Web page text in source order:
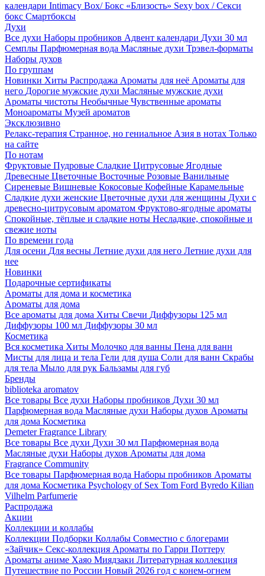
календари Intimacy Box/ Бокс «Близость» Sexy box / Секси
бокс Смартбоксы
Духи
Все духи Наборы пробников Адвент календари Духи 30 мл
Семплы Парфюмерная вода Масляные духи Трэвел-форматы
Наборы духов
По группам
Новинки Хиты Распродажа Ароматы для неё Ароматы для
него Дорогие мужские духи Масляные мужские духи
Ароматы чистоты Необычные Чувственные ароматы
Моноароматы Музей ароматов
Эксклюзивно
Релакс-терапия Странное, но гениальное Азия в нотах Только
на сайте
По нотам
Фруктовые Пудровые Сладкие Цитрусовые Ягодные
Древесные Цветочные Восточные Розовые Ванильные
Сиреневые Вишневые Кокосовые Кофейные Карамельные
Сладкие духи женские Цветочные духи для женщины Духи с
древесно-цитрусовым ароматом Фруктово-ягодные ароматы
Спокойные, тёплые и сладкие ноты Несладкие, спокойные и
свежие ноты
По времени года
Для осени Для весны Летние духи для него Летние духи для
нее
Новинки
Подарочные сертификаты
Ароматы для дома и косметика
Ароматы для дома
Все ароматы для дома Хиты Свечи Диффузоры 125 мл
Диффузоры 100 мл Диффузоры 30 мл
Косметика
Вся косметика Хиты Молочко для ванны Пена для ванн
Мисты для лица и тела Гели для душа Соли для ванн Скрабы
для тела Мыло для рук Бальзамы для губ
Бренды
biblioteka aromatov
Все товары Все духи Наборы пробников Духи 30 мл
Парфюмерная вода Масляные духи Наборы духов Ароматы
для дома Косметика
Demeter Fragrance Library
Все товары Все духи Духи 30 мл Парфюмерная вода
Масляные духи Наборы духов Ароматы для дома
Fragrance Community
Все товары Парфюмерная вода Наборы пробников Ароматы
для дома Косметика Psychology of Sex Tom Ford Byredo Kilian
Vilhelm Parfumerie
Распродажа
Акции
Коллекции и коллабы
Коллекции Подборки Коллабы Совместно с блогерами
«Зайчик» Секс-коллекция Ароматы по Гарри Поттеру
Ароматы аниме Хаяо Миядзаки Литературная коллекция
Путешествие по России Новый 2026 год с конем-огнем